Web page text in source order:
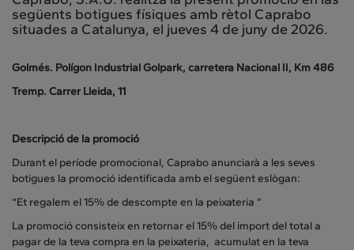
següents botigues físiques amb rètol Caprabo
situades a Catalunya, el jueves 4 de juny de 2026.
Golmés. Polígon Industrial Golpark, carretera Nacional II, Km 486
Tremp. Carrer Lleida, 11
Descripció de la promoció
Durant el període promocional, Caprabo anunciarà a les seves
botigues la promoció identificada amb el següent eslògan:
“Et regalem el 15% de descompte en la peixateria ”
La promoció consisteix en retornar el 15% del import del total a
pagar de la teva compra en la peixateria, acumulat en la teva